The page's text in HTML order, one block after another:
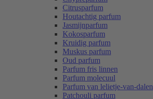
Citrusparfum
Houtachtig parfum
Jasmijnparfum
Kokosparfum
Kruidig parfum
Muskus parfum
Oud parfum
Parfum fris linnen
Parfum molecuul
Parfum van lelietje-van-dalen
Patchouli parfum